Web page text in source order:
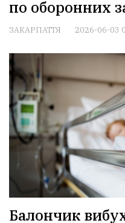
по оборонних
ЗАКАРПАТТЯ 2026-06-03
Балончик